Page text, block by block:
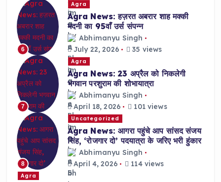
6
Agra
Agra News: हज़रत अबरार शाह मक्की
मदनी का 95वाँ उर्स संपन्न
Abhimanyu Singh
July 22, 2026
35 views
7
Agra
Agra News: 23 अप्रैल को निकलेगी
भगवान परशुराम की शोभायात्रा
Abhimanyu Singh
April 18, 2026
101 views
8
Uncategorized
Agra News: आगरा पहुंचे आप सांसद संजय
सिंह, ‘रोजगार दो’ पदयात्रा के जरिए भरी हुंकार
Abhimanyu Singh
April 4, 2026
114 views
Agra